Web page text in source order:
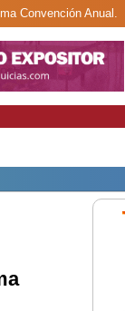
Convención Anual.